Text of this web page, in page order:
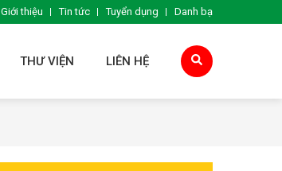
Giới thiệu Tin tức Tuyển dụng Danh bạ
THƯ VIỆN LIÊN HỆ